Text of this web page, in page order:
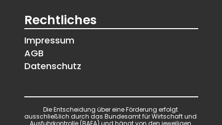
Rechtliches
Impressum
AGB
Datenschutz
Die Entscheidung über eine Förderung erfolgt
ausschließlich durch das Bundesamt für Wirtschaft und